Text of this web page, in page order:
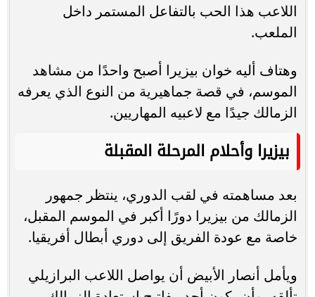
اللاعب هذا الحب بالتفاعل المستمر داخل
الملعب.
وهتاف أليه خوان بيزيرا أصبح واحدًا من مشاهد
الموسم، في قصة جماهيرية من النوع الذي يعرفه
الزمالك جيدًا مع لاعبيه المهاريين.
بيزيرا وأحلام المرحلة المقبلة
بعد مساهمته في لقب الدوري، ينتظر جمهور
الزمالك من بيزيرا دورًا أكبر في الموسم المقبل،
خاصة مع عودة الفريق إلى دوري أبطال أفريقيا.
ويأمل أنصار الأبيض أن يواصل اللاعب البرازيلي